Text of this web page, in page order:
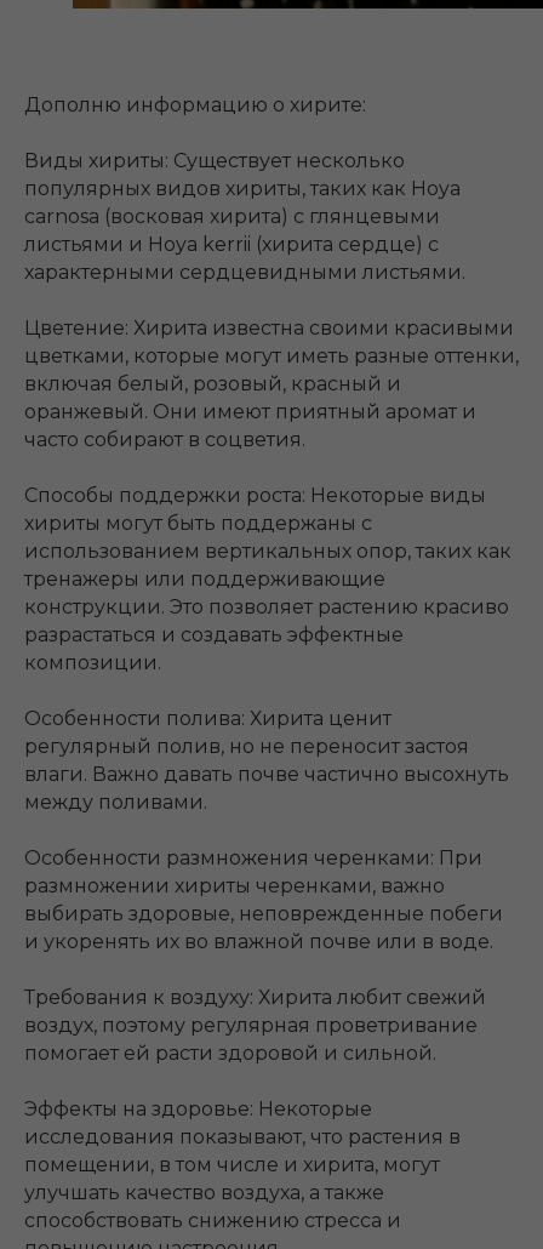
Дополню информацию о хирите:
Виды хириты: Существует несколько
популярных видов хириты, таких как Hoya
carnosa (восковая хирита) с глянцевыми
листьями и Hoya kerrii (хирита сердце) с
характерными сердцевидными листьями.
Цветение: Хирита известна своими красивыми
цветками, которые могут иметь разные оттенки,
включая белый, розовый, красный и
оранжевый. Они имеют приятный аромат и
часто собирают в соцветия.
Способы поддержки роста: Некоторые виды
хириты могут быть поддержаны с
использованием вертикальных опор, таких как
тренажеры или поддерживающие
конструкции. Это позволяет растению красиво
разрастаться и создавать эффектные
композиции.
Особенности полива: Хирита ценит
регулярный полив, но не переносит застоя
влаги. Важно давать почве частично высохнуть
между поливами.
Особенности размножения черенками: При
размножении хириты черенками, важно
выбирать здоровые, неповрежденные побеги
и укоренять их во влажной почве или в воде.
Требования к воздуху: Хирита любит свежий
воздух, поэтому регулярная проветривание
помогает ей расти здоровой и сильной.
Эффекты на здоровье: Некоторые
исследования показывают, что растения в
помещении, в том числе и хирита, могут
улучшать качество воздуха, а также
способствовать снижению стресса и